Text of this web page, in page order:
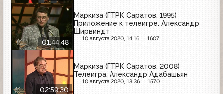
01:44:48
Маркиза (ГТРК Саратов, 1995)
Приложение к телеигре. Александр
Ширвиндт
10 августа 2020, 14:16 1607
02:59:30
Маркиза (ГТРК Саратов, 2008)
Телеигра. Александр Адабашьян
10 августа 2020, 13:36 1570